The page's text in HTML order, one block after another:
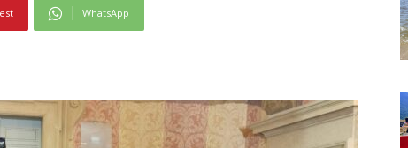
WhatsApp